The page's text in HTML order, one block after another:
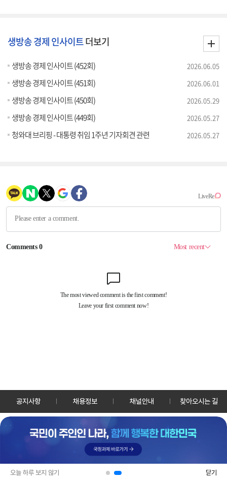
오늘 하루 보지 않기 닫기
생방송 경제 인사이트더보기
생방송 경제 인사이트 (452회) 2026.06.05
생방송 경제 인사이트 (451회) 2026.06.01
생방송 경제 인사이트 (450회) 2026.05.29
생방송 경제 인사이트 (449회) 2026.05.27
청와대 브리핑 - 대통령 취임 1주년 기자회견 관련 2026.05.27
공지사항 채용정보 채널안내 찾아오시는 길
30128 세종특별자치시 정부2청사로 13 한국정책방송원 KTV
TEL: 044-204-8000
Copyrightⓒ KTV 국민방송 All Rights Reserved.